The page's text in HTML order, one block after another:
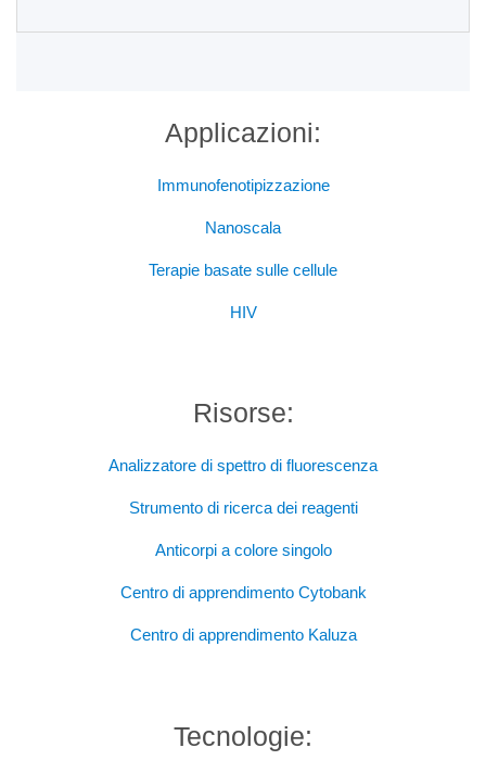
Applicazioni:
Immunofenotipizzazione
Nanoscala
Terapie basate sulle cellule
HIV
Risorse:
Analizzatore di spettro di fluorescenza
Strumento di ricerca dei reagenti
Anticorpi a colore singolo
Centro di apprendimento Cytobank
Centro di apprendimento Kaluza
Tecnologie: